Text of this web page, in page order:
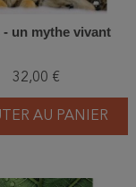
- un mythe vivant
32,00 €
AU PANIER